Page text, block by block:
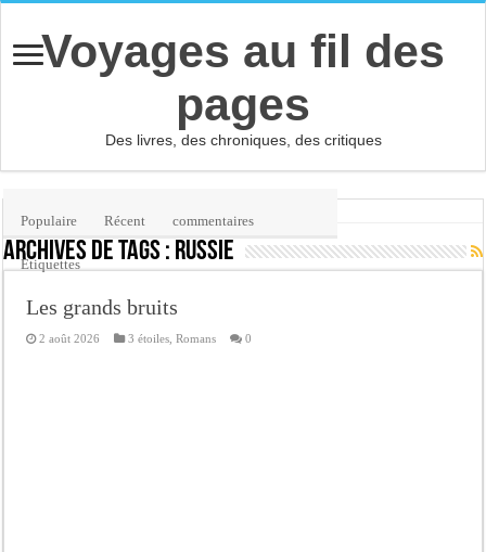
Voyages au fil des
pages
Des livres, des chroniques, des critiques
Archives de tags : Russie
Les grands bruits
2 août 2026 3 étoiles ,Romans 0
Populaire Récent commentaires
Etiquettes